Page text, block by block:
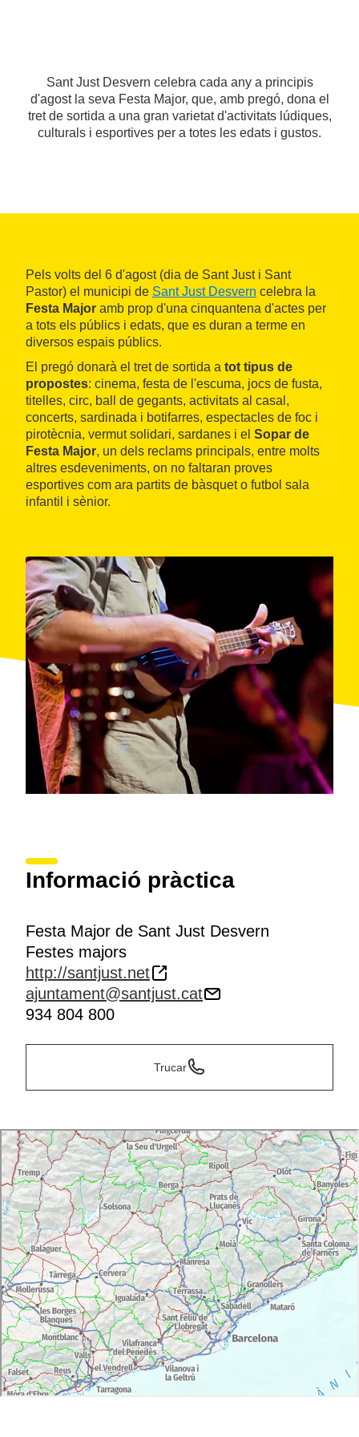
Sant Just Desvern celebra cada any a principis
d'agost la seva Festa Major, que, amb pregó, dona el
tret de sortida a una gran varietat d'activitats lúdiques,
culturals i esportives per a totes les edats i gustos.
Pels volts del 6 d'agost (dia de Sant Just i Sant
Pastor) el municipi de Sant Just Desvern celebra la
Festa Major amb prop d'una cinquantena d'actes per
a tots els públics i edats, que es duran a terme en
diversos espais públics.
El pregó donarà el tret de sortida a tot tipus de
propostes: cinema, festa de l'escuma, jocs de fusta,
titelles, circ, ball de gegants, activitats al casal,
concerts, sardinada i botifarres, espectacles de foc i
pirotècnia, vermut solidari, sardanes i el Sopar de
Festa Major, un dels reclams principals, entre molts
altres esdeveniments, on no faltaran proves
esportives com ara partits de bàsquet o futbol sala
infantil i sènior.
Informació pràctica
Festa Major de Sant Just Desvern
Festes majors
http://santjust.net
ajuntament@santjust.cat
934 804 800
Trucar